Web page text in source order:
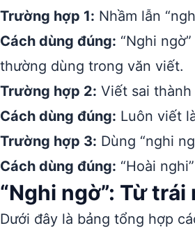
Trường hợp 1: Nhầm lẫn
Cách dùng đúng: “Nghi
thường dùng trong văn viết.
Trường hợp 2: Viết sai thành
Cách dùng đúng: Luôn viết
Trường hợp 3: Dùng “nghi
Cách dùng đúng: “Hoài
“Nghi ngờ”: Từ
Dưới đây là bảng tổng hợp